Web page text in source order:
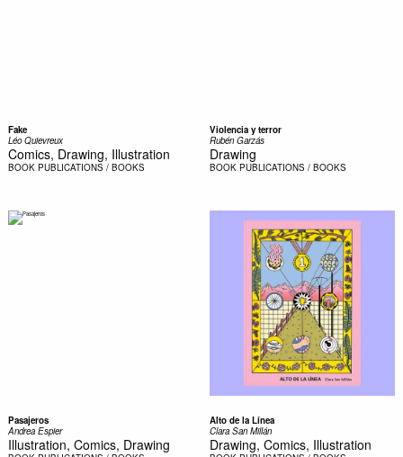
Fake
Léo Quievreux
Comics, Drawing, Illustration
BOOK PUBLICATIONS / BOOKS
Violencia y terror
Rubén Garzás
Drawing
BOOK PUBLICATIONS / BOOKS
Pasajeros
Andrea Espier
Illustration, Comics, Drawing
Alto de la Línea
Clara San Millán
Drawing, Comics, Illustration